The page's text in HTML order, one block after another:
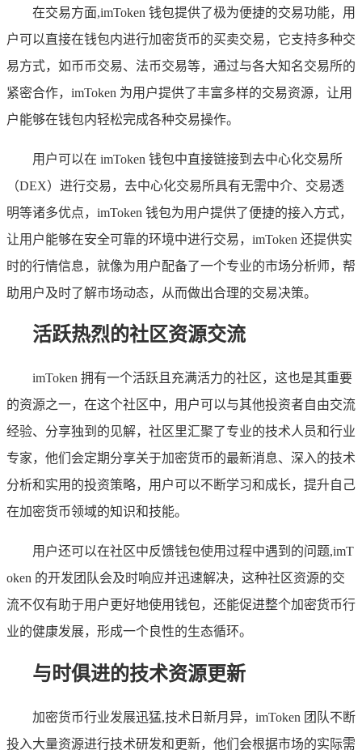
在交易方面,imToken 钱包提供了极为便捷的交易功能，用
户可以直接在钱包内进行加密货币的买卖交易，它支持多种交
易方式，如币币交易、法币交易等，通过与各大知名交易所的
紧密合作，imToken 为用户提供了丰富多样的交易资源，让用
户能够在钱包内轻松完成各种交易操作。
用户可以在 imToken 钱包中直接链接到去中心化交易所
（DEX）进行交易，去中心化交易所具有无需中介、交易透
明等诸多优点，imToken 钱包为用户提供了便捷的接入方式，
让用户能够在安全可靠的环境中进行交易，imToken 还提供实
时的行情信息，就像为用户配备了一个专业的市场分析师，帮
助用户及时了解市场动态，从而做出合理的交易决策。
活跃热烈的社区资源交流
imToken 拥有一个活跃且充满活力的社区，这也是其重要
的资源之一，在这个社区中，用户可以与其他投资者自由交流
经验、分享独到的见解，社区里汇聚了专业的技术人员和行业
专家，他们会定期分享关于加密货币的最新消息、深入的技术
分析和实用的投资策略，用户可以不断学习和成长，提升自己
在加密货币领域的知识和技能。
用户还可以在社区中反馈钱包使用过程中遇到的问题,imT
oken 的开发团队会及时响应并迅速解决，这种社区资源的交
流不仅有助于用户更好地使用钱包，还能促进整个加密货币行
业的健康发展，形成一个良性的生态循环。
与时俱进的技术资源更新
加密货币行业发展迅猛,技术日新月异，imToken 团队不断
投入大量资源进行技术研发和更新，他们会根据市场的实际需